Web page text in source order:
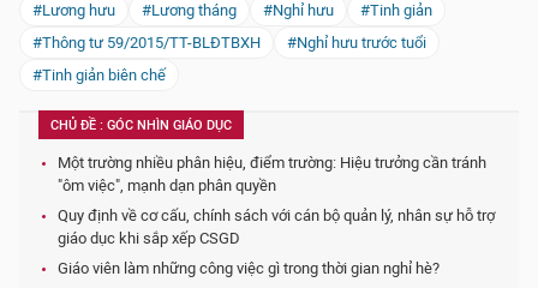
#Lương hưu
#Lương tháng #Nghỉ hưu
#Tinh giản
#Thông tư 59/2015/TT-BLĐTBXH
#Nghỉ hưu trước tuổi
#Tinh giản biên chế
CHỦ ĐỀ : GÓC NHÌN GIÁO DỤC
Một trường nhiều phân hiệu, điểm trường: Hiệu trưởng cần tránh
"ôm việc", mạnh dạn phân quyền
Quy định về cơ cấu, chính sách với cán bộ quản lý, nhân sự hỗ trợ
giáo dục khi sắp xếp CSGD
Giáo viên làm những công việc gì trong thời gian nghỉ hè?